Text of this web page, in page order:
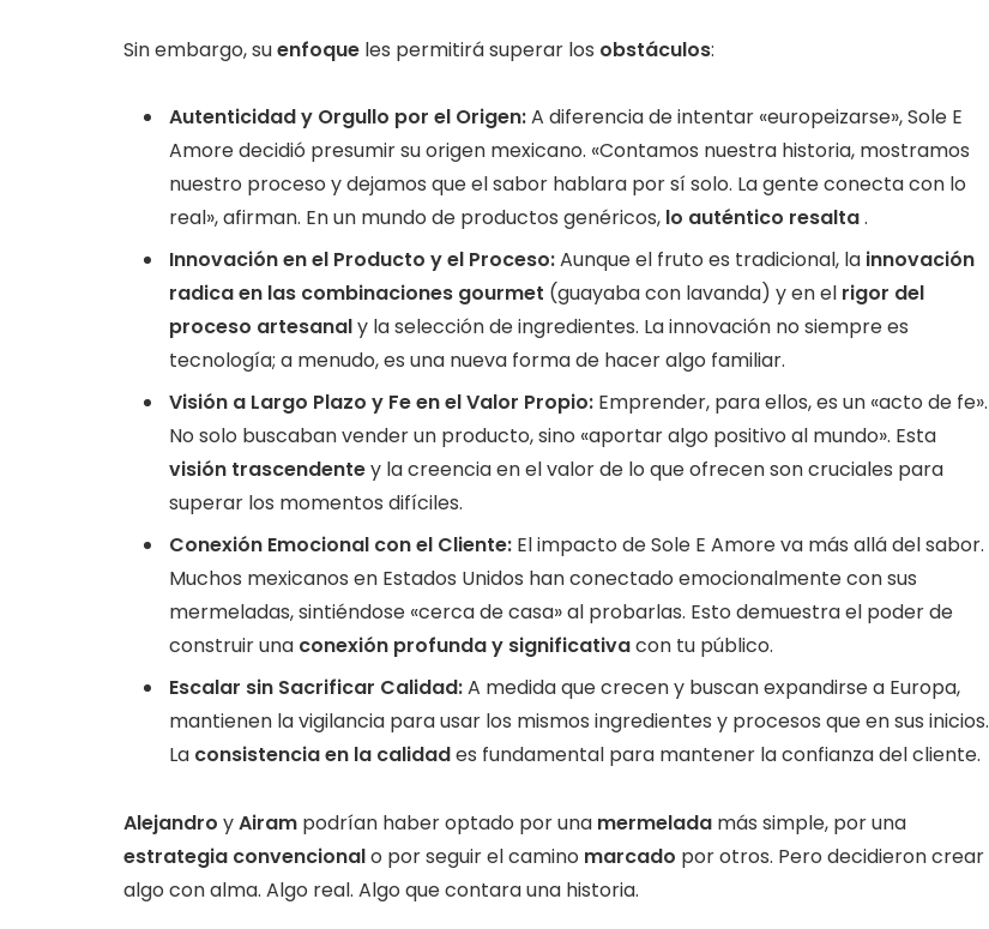
Sin embargo, suenfoque les permitirá superar los obstáculos:
Autenticidad y Orgullo por el Origen:A diferencia de intentar «europeizarse», Sole E
Amore decidió presumir su origen mexicano. «Contamos nuestra historia, mostramos
nuestro proceso y dejamos que el sabor hablara por sí solo. La gente conecta con lo
real», afirman. En un mundo de productos genéricos, lo auténtico resalta.
Innovación en el Producto y el Proceso:Aunque el fruto es tradicional, la innovación
radica en las combinaciones gourmet (guayaba con lavanda) y en el rigor del
proceso artesanaly la selección de ingredientes. La innovación no siempre es
tecnología; a menudo, es una nueva forma de hacer algo familiar.
Visión a Largo Plazo y Fe en el Valor Propio: Emprender, para ellos, es un «acto de fe».
No solo buscaban vender un producto, sino «aportar algo positivo al mundo». Esta
visión trascendentey la creencia en el valor de lo que ofrecen son cruciales para
superar los momentos difíciles.
Conexión Emocional con el Cliente: El impacto de Sole E Amore va más allá del sabor.
Muchos mexicanos en Estados Unidos han conectado emocionalmente con sus
mermeladas, sintiéndose «cerca de casa» al probarlas. Esto demuestra el poder de
construir una conexión profunda y significativacon tu público.
Escalar sin Sacrificar Calidad:A medida que crecen y buscan expandirse a Europa,
mantienen la vigilancia para usar los mismos ingredientes y procesos que en sus inicios.
La consistencia en la calidades fundamental para mantener la confianza del cliente.
Alejandro yAiram podrían haber optado por una mermelada más simple, por una
estrategia convencionalo por seguir el camino marcado por otros. Pero decidieron crear
algo con alma. Algo real. Algo que contara una historia.